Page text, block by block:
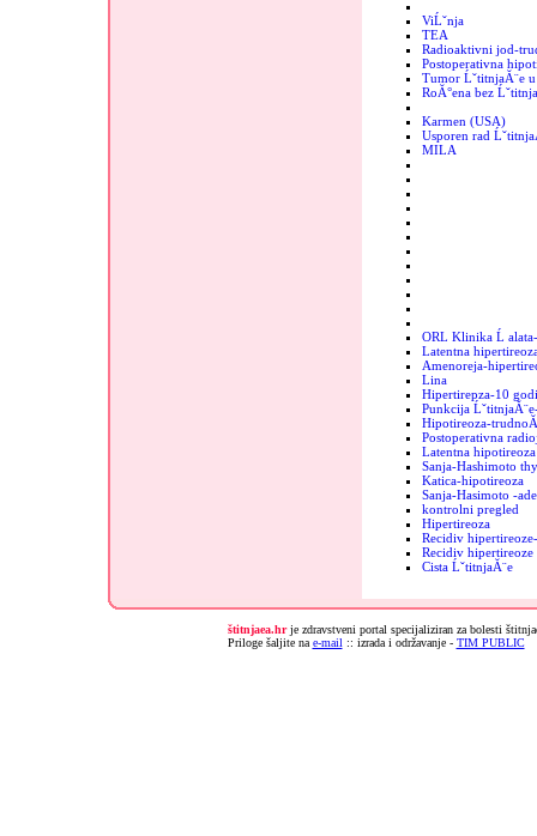
ViĹˇnja
TEA
Radioaktivni jod-
Postoperativna
Tumor ĹˇtitnjaĂ¨e
RoĂ°ena bez
Karmen (USA)
Usporen rad
MILA
ORL Klinika Ĺ
Latentna
Amenoreja-
Lina
Hipertirepza-10
Punkcija
Hipotireoza-
Postoperativna
Latentna hipotireoza
Sanja-Hashimoto
Katica-hipotireoza
Sanja-Hasimoto -
kontrolni pregled
Hipertireoza
Recidiv
Recidiv hipertireoze
Cista ĹˇtitnjaĂ¨e
štitnjaea.hrje zdravstveni portal specijaliziran za bolesti
Priloge šaljite na e-mail :: izrada i održavanje - TIM PUBLIC